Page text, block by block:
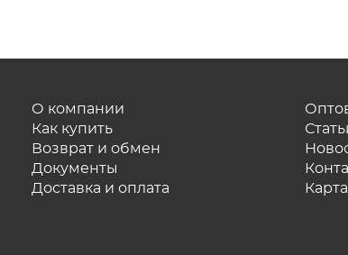
О компании
Как купить
Возврат и обмен
Документы
Доставка и оплата